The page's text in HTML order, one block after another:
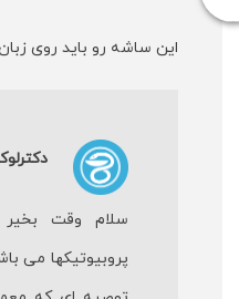
این ساشه رو باید روی
سلام وقت
پروبیوتیکها می